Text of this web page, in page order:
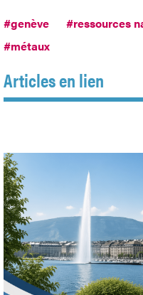
#genève #ressources
#métaux
Articles en lien